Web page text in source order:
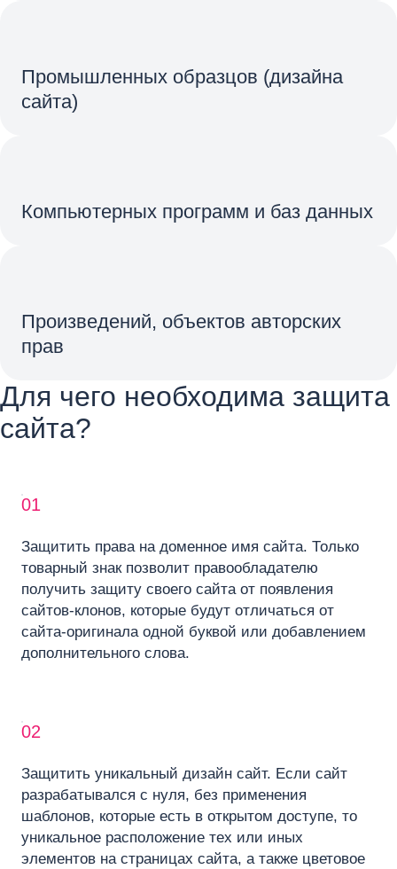
Промышленных образцов (дизайна
сайта)
Компьютерных программ и баз данных
Произведений, объектов авторских
прав
Для чего необходима защита
сайта?
01
Защитить права на доменное имя сайта. Только
товарный знак позволит правообладателю
получить защиту своего сайта от появления
сайтов-клонов, которые будут отличаться от
сайта-оригинала одной буквой или добавлением
дополнительного слова.
02
Защитить уникальный дизайн сайт. Если сайт
разрабатывался с нуля, без применения
шаблонов, которые есть в открытом доступе, то
уникальное расположение тех или иных
элементов на страницах сайта, а также цветовое